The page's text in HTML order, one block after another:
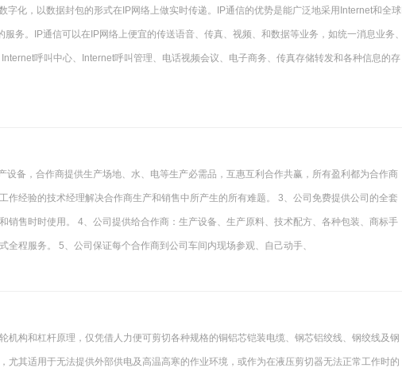
字化，以数据封包的形式在IP网络上做实时传递。IP通信的优势是能广泛地采用Internet和全球I
务。IP通信可以在IP网络上便宜的传送语音、传真、视频、和数据等业务，如统一消息业务、
呼叫中心、Internet呼叫管理、电话视频会议、电子商务、传真存储转发和各种信息的存
设备，合作商提供生产场地、水、电等生产必需品，互惠互利合作共赢，所有盈利都为合作商
作经验的技术经理解决合作商生产和销售中所产生的所有难题。 3、公司免费提供公司的全套
销售时时使用。 4、公司提供给合作商：生产设备、生产原料、技术配方、各种包装、商标手
全程服务。 5、公司保证每个合作商到公司车间内现场参观、自己动手、
机构和杠杆原理，仅凭借人力便可剪切各种规格的铜铝芯铠装电缆、钢芯铝绞线、钢绞线及钢
尤其适用于无法提供外部供电及高温高寒的作业环境，或作为在液压剪切器无法正常工作时的